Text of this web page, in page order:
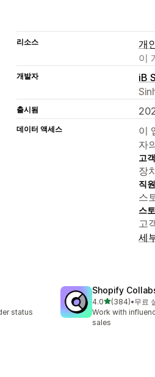
리소스
개
이
개발자
iB
출시됨
데이터 액세스
이
자
고
장
직
스
스
고
세
status
Shopify
4.0별 5개 중
(384)
총 리뷰 384개
•무료
Work with
sales